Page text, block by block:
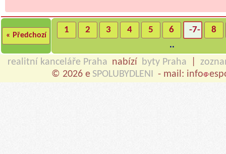
« Předchozí
1 2 3 4 5 6 -7-
8
..
realitní kanceláře Praha nabízí byty Praha
© 2026 e SPOLUBYDLENI - mail: info